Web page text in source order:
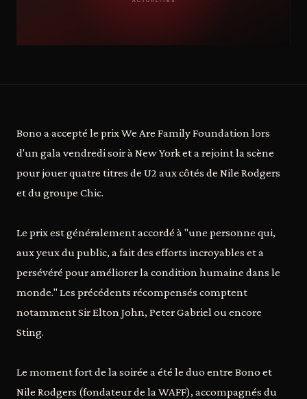
Bono a accepté le prix We Are Family Foundation lors
d'un gala vendredi soir à New York et a rejoint la scène
pour jouer quatre titres de U2 aux côtés de Nile Rodgers
et du groupe Chic.
Le prix est généralement accordé à "une personne qui,
aux yeux du public, a fait des efforts incroyables et a
persévéré pour améliorer la condition humaine dans le
monde." Les précédents récompensés comptent
notamment Sir Elton John, Peter Gabriel ou encore
Sting.
Le moment fort de la soirée a été le duo entre Bono et
Nile Rodgers (fondateur de la WAFF), accompagnés du